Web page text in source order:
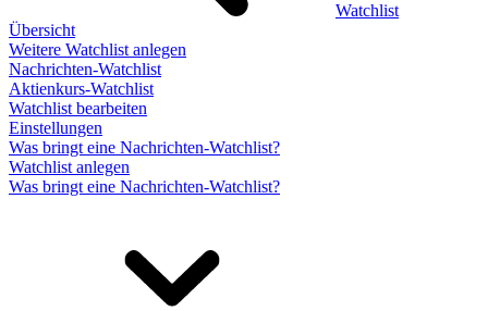
Watchlist
Übersicht
Weitere Watchlist anlegen
Nachrichten-Watchlist
Aktienkurs-Watchlist
Watchlist bearbeiten
Einstellungen
Was bringt eine Nachrichten-Watchlist?
Watchlist anlegen
Was bringt eine Nachrichten-Watchlist?